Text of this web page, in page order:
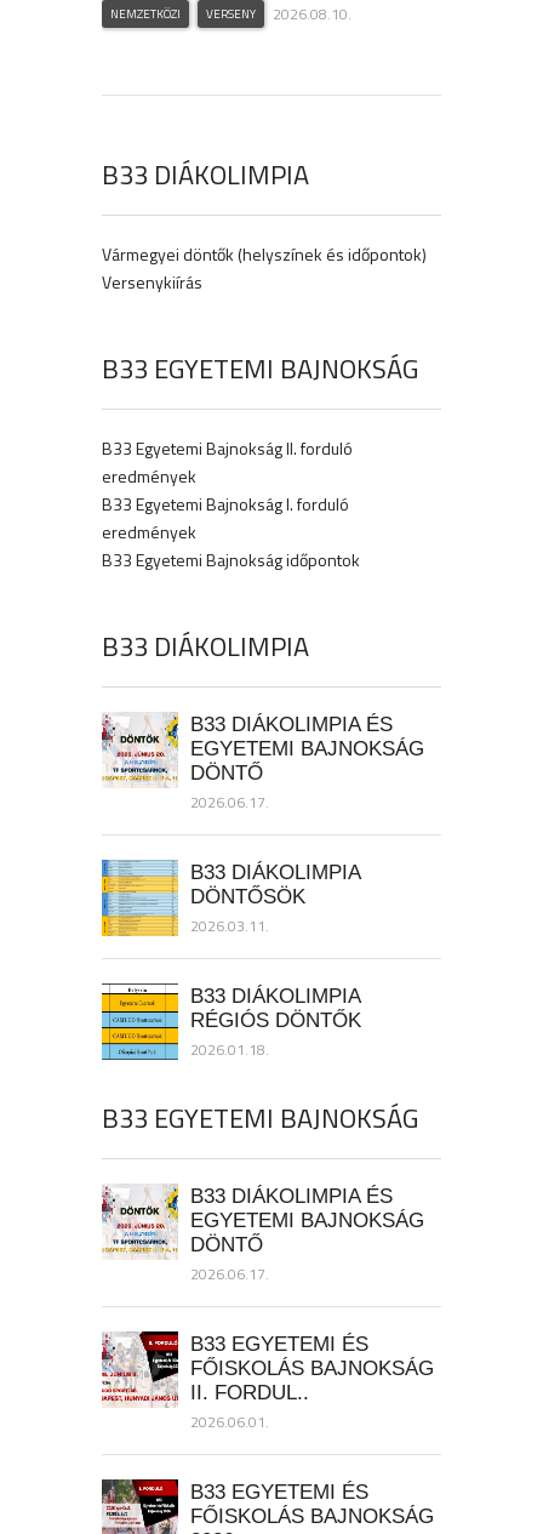
NEMZETKÖZI VERSENY 2026.08.10.
B33 DIÁKOLIMPIA
Vármegyei döntők (helyszínek és időpontok)
Versenykiírás
B33 EGYETEMI BAJNOKSÁG
B33 Egyetemi Bajnokság II. forduló
eredmények
B33 Egyetemi Bajnokság I. forduló
eredmények
B33 Egyetemi Bajnokság időpontok
B33 DIÁKOLIMPIA
B33 DIÁKOLIMPIA ÉS
EGYETEMI BAJNOKSÁG
DÖNTŐ
2026.06.17.
B33 DIÁKOLIMPIA
DÖNTŐSÖK
2026.03.11.
B33 DIÁKOLIMPIA
RÉGIÓS DÖNTŐK
2026.01.18.
B33 EGYETEMI BAJNOKSÁG
B33 DIÁKOLIMPIA ÉS
EGYETEMI BAJNOKSÁG
DÖNTŐ
2026.06.17.
B33 EGYETEMI ÉS
FŐISKOLÁS BAJNOKSÁG
II. FORDUL..
2026.06.01.
B33 EGYETEMI ÉS
FŐISKOLÁS BAJNOKSÁG